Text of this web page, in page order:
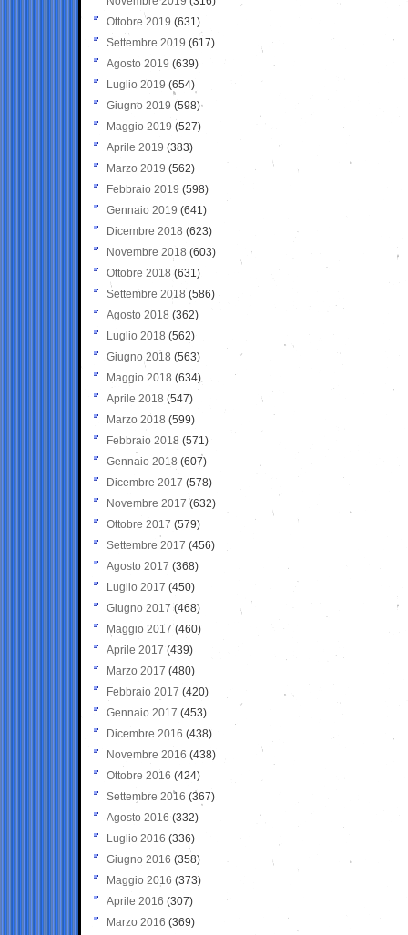
Ottobre 2019 (631)
Settembre 2019 (617)
Agosto 2019 (639)
Luglio 2019 (654)
Giugno 2019 (598)
Maggio 2019 (527)
Aprile 2019 (383)
Marzo 2019 (562)
Febbraio 2019 (598)
Gennaio 2019 (641)
Dicembre 2018 (623)
Novembre 2018 (603)
Ottobre 2018 (631)
Settembre 2018 (586)
Agosto 2018 (362)
Luglio 2018 (562)
Giugno 2018 (563)
Maggio 2018 (634)
Aprile 2018 (547)
Marzo 2018 (599)
Febbraio 2018 (571)
Gennaio 2018 (607)
Dicembre 2017 (578)
Novembre 2017 (632)
Ottobre 2017 (579)
Settembre 2017 (456)
Agosto 2017 (368)
Luglio 2017 (450)
Giugno 2017 (468)
Maggio 2017 (460)
Aprile 2017 (439)
Marzo 2017 (480)
Febbraio 2017 (420)
Gennaio 2017 (453)
Dicembre 2016 (438)
Novembre 2016 (438)
Ottobre 2016 (424)
Settembre 2016 (367)
Agosto 2016 (332)
Luglio 2016 (336)
Giugno 2016 (358)
Maggio 2016 (373)
Aprile 2016 (307)
Marzo 2016 (369)